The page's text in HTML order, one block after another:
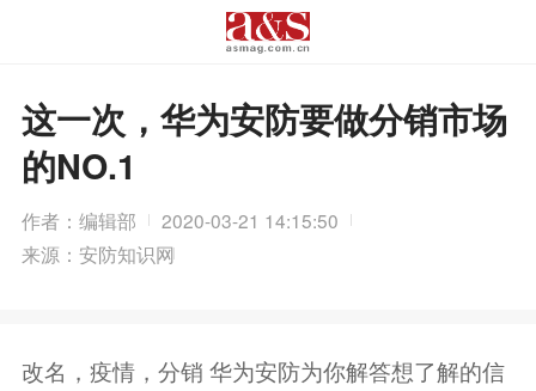
这一次，华为安防要做分销市场
的NO.1
作者：编辑部
2020-03-21 14:15:50
来源：安防知识网
改名，疫情，分销 华为安防为你解答想了解的信